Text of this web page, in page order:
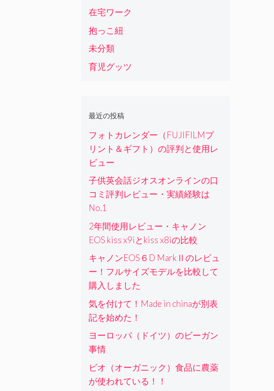
在宅ワーク
抱っこ紐
未分類
育児グッツ
最近の投稿
フォトカレンダー（FUJIFILMプ
リント＆ギフト）の評判と使用レ
ビュー
子供英会話ジオスオンラインの口
コミ評判レビュー・実績経験は
No.1
2年間使用レビュー・キャノン
EOS kiss x9iとkiss x8iの比較
キャノンEOS６D MarkⅡのレビュ
ー！フルサイズモデルを比較して
購入しました
気を付けて！Made in chinaが別表
記を始めた！
ヨーロッパ（ドイツ）のビーガン
事情
ビオ（オーガニック）食品に農薬
が使われている！！